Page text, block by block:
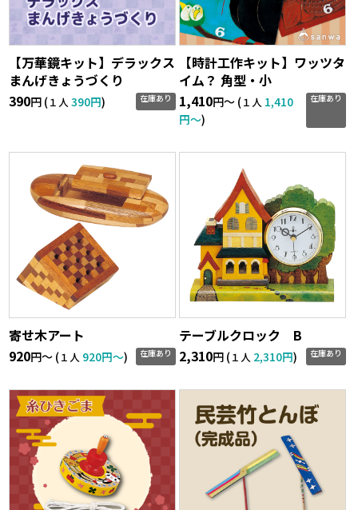
【万華鏡キット】デラックス
まんげきょうづくり
390円 (１人390円) 在庫あり
【時計工作キット】ワッツタ
イム？ 角型・小
1,410円〜 (１人 1,410
円〜)
在庫あり
寄せ木アート
920円〜 (１人 920円〜) 在庫あり
テーブルクロック B
2,310円 (１人 2,310円) 在庫あり